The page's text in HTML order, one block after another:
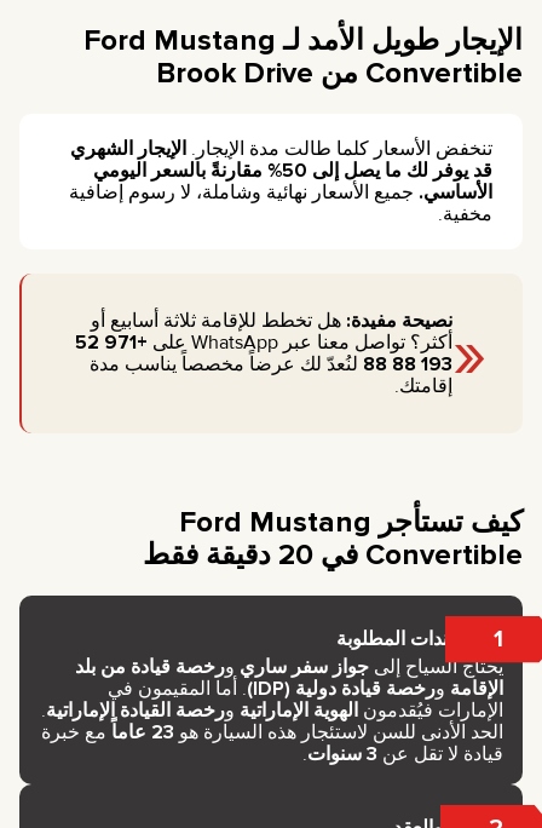
الإيجار طويل الأمد لـ Ford Mustang
Convertible من Brook Drive
تنخفض الأسعار كلما طالت مدة الإيجار. الإيجار الشهري
قد يوفر لك ما يصل إلى 50% مقارنةً بالسعر اليومي
الأساسي. جميع الأسعار نهائية وشاملة، لا رسوم إضافية
مخفية.
«نصيحة مفيدة: هل تخطط للإقامة ثلاثة أسابيع أو
أكثر؟ تواصل معنا عبر WhatsApp على
+971 52
193 88 88
لنُعدّ لك عرضاً مخصصاً يناسب مدة
إقامتك.
كيف تستأجر Ford Mustang
Convertible في 20 دقيقة فقط
1 المستندات المطلوبة
يحتاج السياح إلى جواز سفر ساري ورخصة قيادة من بلد
الإقامة ورخصة قيادة دولية (IDP)
. أما المقيمون في
الإمارات فيُقدمون الهوية الإماراتية ورخصة القيادة الإماراتية.
الحد الأدنى للسن لاستئجار هذه السيارة هو 23 عاماً
مع خبرة
قيادة لا تقل عن 3 سنوات .